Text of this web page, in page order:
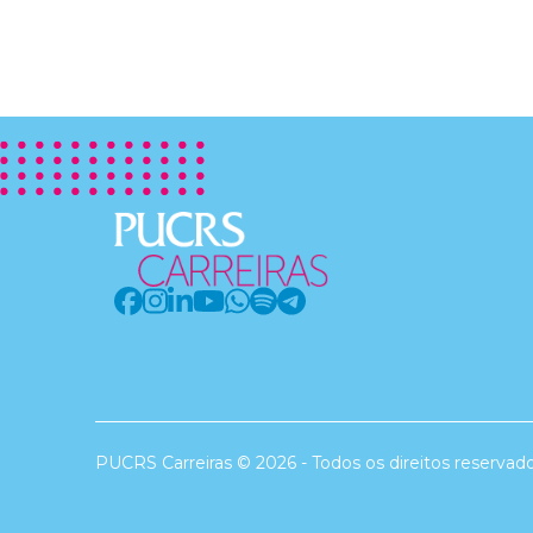
PUCRS Carreiras © 2026 - Todos os direitos